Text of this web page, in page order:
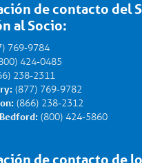
de contacto del
al Socio:
769-9784
424-0485
238-2311
(877) 769-9782
(866) 238-2312
(800) 424-5860
de contacto de